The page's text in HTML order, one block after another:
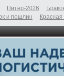
Питер-2026
и пошлин